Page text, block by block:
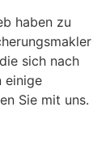
haben zu
sich nach
einige
Sie mit uns.